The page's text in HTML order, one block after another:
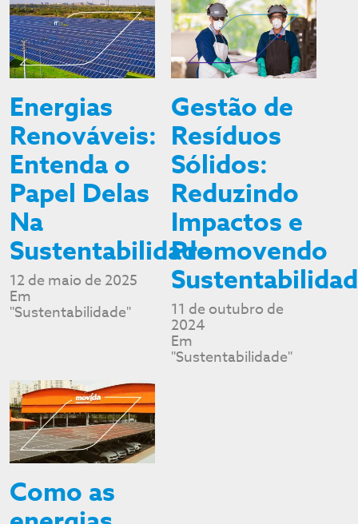
Energias
Renováveis:
Entenda o
Papel Delas
Na
Sustentabilidade
12 de maio de 2025
Em
"Sustentabilidade"
Gestão de
Resíduos
Sólidos:
Reduzindo
Impactos e
Promovendo
11 de outubro de
2024
Em
"Sustentabilidade"
Como as